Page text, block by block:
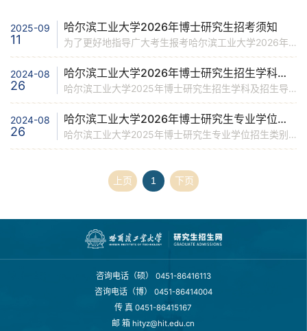
2025-09
11
哈尔滨工业大学2026年博士研究生招考须知
为了更好地指导广大考生报考哈尔滨工业大学2026年博士研究生，方便考生了解我校博士研究生招考的有关规定和注意事项，特制订本须知。考生在报考前应仔细阅读本须知的有关内容。一、招生学科（专业）与导师2026年博士研究生招生规模为3000名左右，将根据学校学科（专业）建设需求和生源情况等适当调整，最终招生规模以教育部正式下达的招生计划为准。2026年我校博士研究生招生学科专业与导师详见招生目录。考生报考前需与导师联系，确认导师是否有招生名额。考生可登录哈尔滨工业大学官网、招生学院、学部、校区（以下统称“学院”）网站、学校教师个人主页以及哈工大研究生招生网，查询报考导师的个人简介、研究方向和联系方式等。二、报考条件1．中华人民共和国公民，拥护中国共产党的领导，具有正确的政治方向，热爱祖国，愿意为社会主义现代化建设服务，遵纪守法，品行端正。2．有至少两名与报考学科专业领域有关的教授（或相当专业技术职称的专家）书面推荐意见。3．已获得硕士学位人员、应届硕士毕业生（最迟须在入学前取得硕士学位）可申请普通博士生（申请-考核）；本校符合硕博连读要求的在读全日制硕士研究生可申请硕博连读博士生；应届本科毕业
2024-08
26
哈尔滨工业大学2026年博士研究生招生学科及招生导师
哈尔滨工业大学2025年博士研究生招生学科及招生导师
2024-08
26
哈尔滨工业大学2026年博士研究生专业学位招生类别及招生导师
哈尔滨工业大学2025年博士研究生专业学位招生类别及招生导师
上页 1 下页
咨询电话（硕） 0451-86416113
咨询电话（博） 0451-86414004
传 真 0451-86415167
邮 箱 hityz@hit.edu.cn